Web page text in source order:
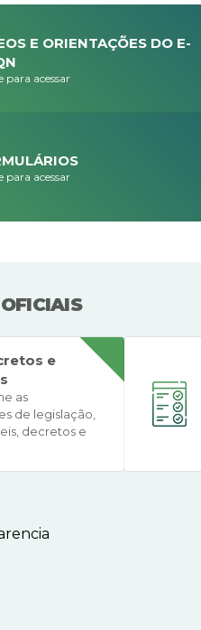
E ORIENTAÇÕES DO E-
para acessar
para acessar
e
as
de legislação,
decretos e